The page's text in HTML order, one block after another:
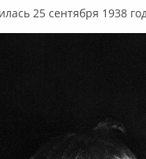
25 сентября 1938